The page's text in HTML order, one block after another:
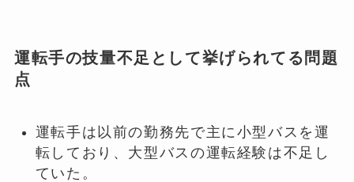
運転手の技量不足として挙げられてる問題
点
運転手は以前の勤務先で主に小型バスを運
転しており、大型バスの運転経験は不足し
ていた。